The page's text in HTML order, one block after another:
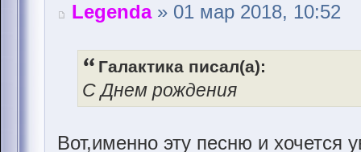
Legenda» 01 мар 2018, 10:52
Галактика писал(а):
С Днем рождения
Вот,именно эту песню и хочется